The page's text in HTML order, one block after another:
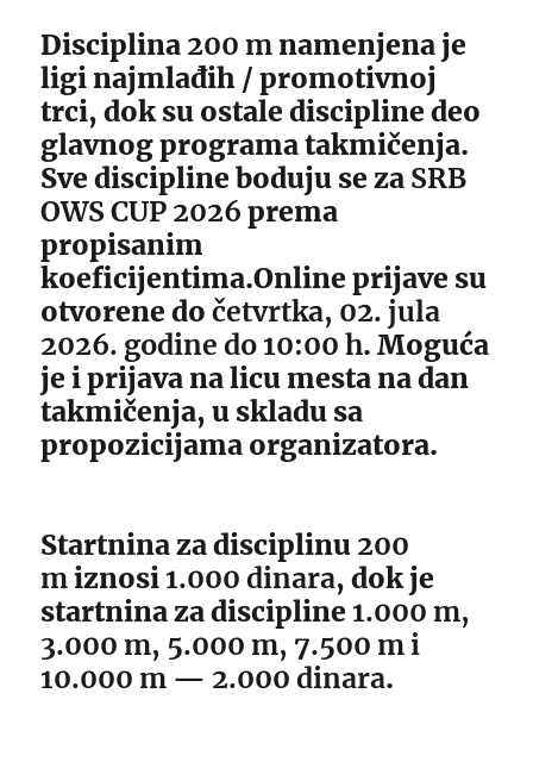
Disciplina 200 m namenjena je
ligi najmlađih / promotivnoj
trci, dok su ostale discipline deo
glavnog programa takmičenja.
Sve discipline boduju se za SRB
OWS CUP 2026 prema
propisanim
koeficijentima.Online prijave su
otvorene dočetvrtka, 02. jula
2026. godine do 10:00 h. Moguća
je i prijava na licu mesta na dan
takmičenja, u skladu sa
propozicijama organizatora.
Startnina za disciplinu 200
miznosi 1.000 dinara, dok je
startnina za discipline 1.000 m,
3.000 m, 5.000 m, 7.500 m i
10.000 m — 2.000 dinara.